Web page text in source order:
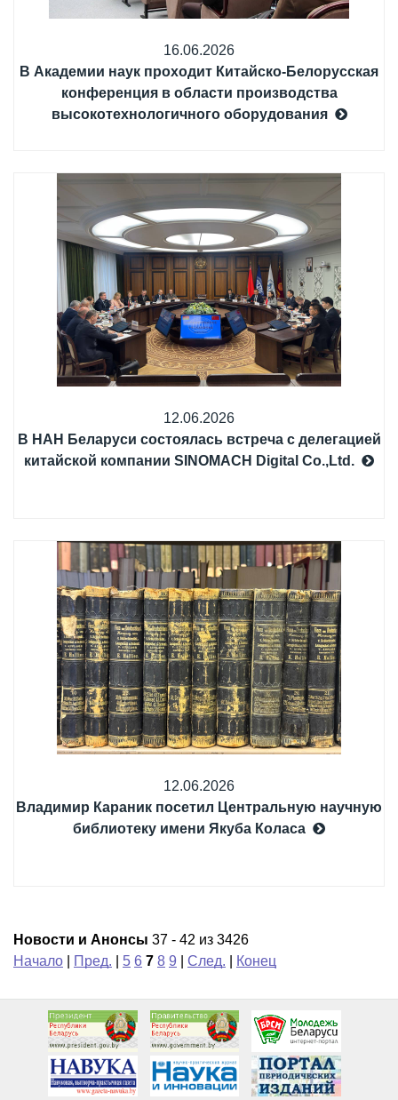
16.06.2026
В Академии наук проходит Китайско-Белорусская
конференция в области производства
высокотехнологичного оборудования
12.06.2026
В НАН Беларуси состоялась встреча с делегацией
китайской компании SINOMACH Digital Co.,Ltd.
12.06.2026
Владимир Караник посетил Центральную научную
библиотеку имени Якуба Коласа
Новости и Анонсы 37 - 42 из 3426
Начало
Пред. 5 6 7 8 9 След. Конец